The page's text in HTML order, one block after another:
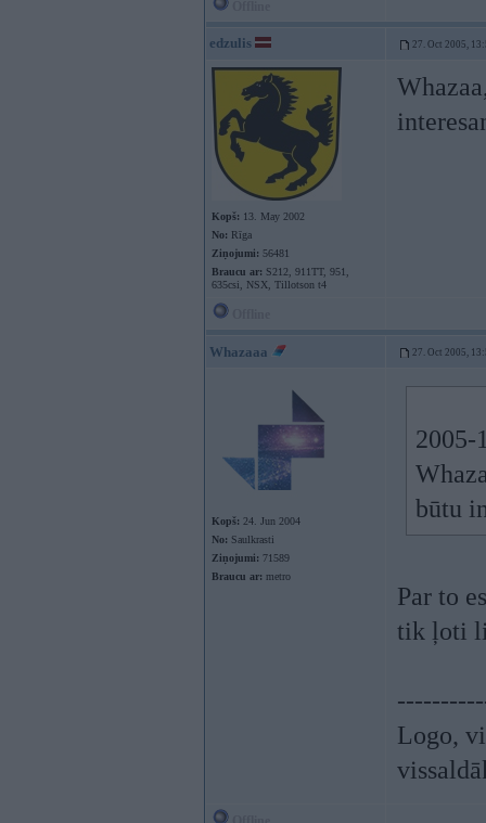
edzulis 27. Oct 2005,
Kopš: 13. May 2002
No: Rīga
Ziņojumi: 56481
Braucu ar: S212, 911TT, 951,
635csi, NSX, Tillotson t4
Whazaaa 27. Oct 2005,
Kopš: 24. Jun 2004
No: Saulkrasti
Ziņojumi: 71589
Braucu ar: metro
2005-
būtu
Par to
tik ļoti
Logo,